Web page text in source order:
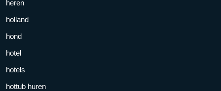
heren
holland
hond
hotel
hotels
hottub huren